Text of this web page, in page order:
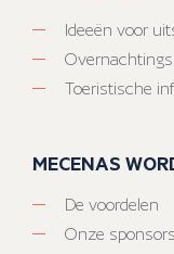
Ideeën voor
Toeristische
MECENAS
De voordelen
Onze sponsors